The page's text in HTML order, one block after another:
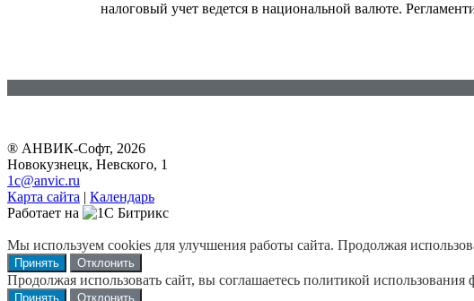
налоговый учет ведется в национальной валюте.
® АНВИК-Софт, 2026
Новокузнецк, Невского, 1
1c@anvic.ru
Карта сайта | Календарь
Работает на
Мы используем cookies для улучшения работы сайта. Продолжая
Принять Отклонить
Продолжая использовать сайт, вы соглашаетесь политикой использования
Принять Отклонить